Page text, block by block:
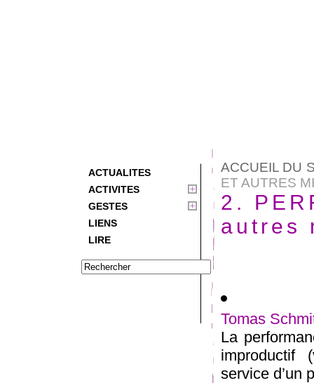
ACTUALITES
ACTIVITES
GESTES
LIENS
LIRE
ACCUEIL DU
ET AUTRES
2.
autres
Tomas
La
improductif
service d’un